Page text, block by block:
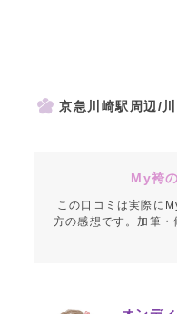
京急川崎駅周辺/
My袴
この口コミは実際に
方の感想です。加筆・